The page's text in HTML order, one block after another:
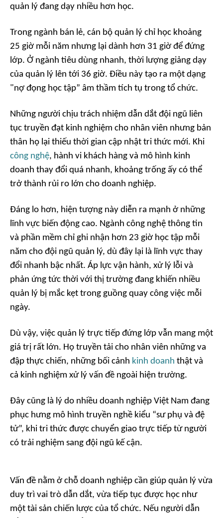
quản lý đang dạy nhiều hơn học.
Trong ngành bán lẻ, cán bộ quản lý chỉ học khoảng
25 giờ mỗi năm nhưng lại dành hơn 31 giờ để đứng
lớp. Ở ngành tiêu dùng nhanh, thời lượng giảng dạy
của quản lý lên tới 36 giờ. Điều này tạo ra một dạng
"nợ đọng học tập” âm thầm tích tụ trong tổ chức.
Những người chịu trách nhiệm dẫn dắt đội ngũ liên
tục truyền đạt kinh nghiệm cho nhân viên nhưng bản
thân họ lại thiếu thời gian cập nhật tri thức mới. Khi
công nghệ, hành vi khách hàng và mô hình kinh
doanh thay đổi quá nhanh, khoảng trống ấy có thể
trở thành rủi ro lớn cho doanh nghiệp.
Đáng lo hơn, hiện tượng này diễn ra mạnh ở những
lĩnh vực biến động cao. Ngành công nghệ thông tin
và phần mềm chỉ ghi nhận hơn 23 giờ học tập mỗi
năm cho đội ngũ quản lý, dù đây lại là lĩnh vực thay
đổi nhanh bậc nhất. Áp lực vận hành, xử lý lỗi và
phản ứng tức thời với thị trường đang khiến nhiều
quản lý bị mắc kẹt trong guồng quay công việc mỗi
ngày.
Dù vậy, việc quản lý trực tiếp đứng lớp vẫn mang một
giá trị rất lớn. Họ truyền tải cho nhân viên những va
đập thực chiến, những bối cảnh kinh doanh thật và
cả kinh nghiệm xử lý vấn đề ngoài hiện trường.
Đây cũng là lý do nhiều doanh nghiệp Việt Nam đang
phục hưng mô hình truyền nghề kiểu “sư phụ và đệ
tử”, khi tri thức được chuyển giao trực tiếp từ người
có trải nghiệm sang đội ngũ kế cận.
Vấn đề nằm ở chỗ doanh nghiệp cần giúp quản lý vừa
duy trì vai trò dẫn dắt, vừa tiếp tục được học như
một tài sản chiến lược của tổ chức. Nếu người dẫn